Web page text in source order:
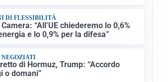
DI FLESSIBILITÀ
“All’UE chiederemo lo 0,6%
e lo 0,9% per la difesa”
di Hormuz, Trump: “Accordo
o domani”